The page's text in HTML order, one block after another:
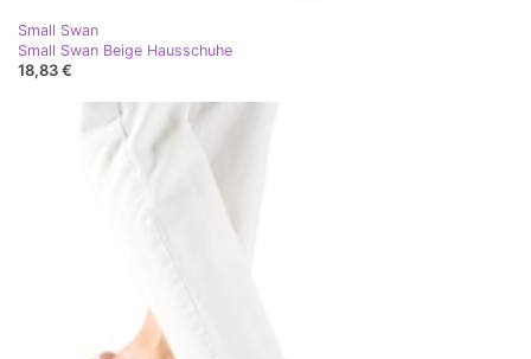
Small Swan
Small Swan Beige Hausschuhe
18,83 €